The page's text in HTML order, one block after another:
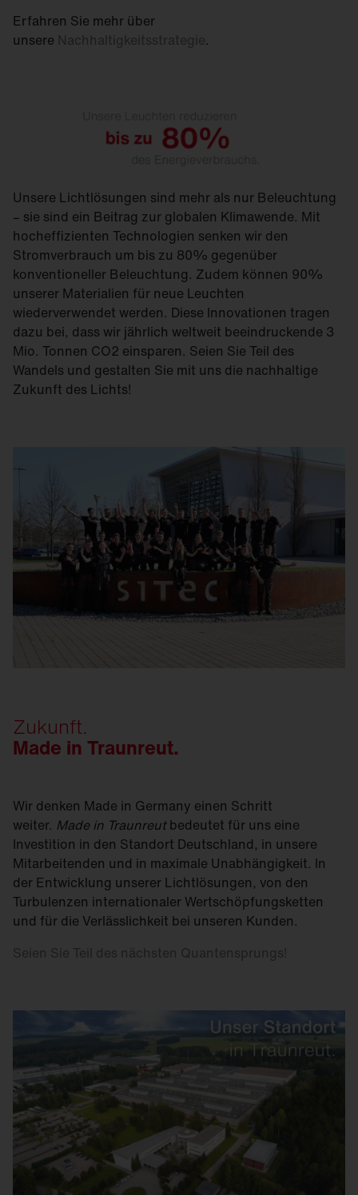
Erfahren Sie mehr über
unsere Nachhaltigkeitsstrategie.
Unsere Lichtlösungen sind mehr als nur Beleuchtung
– sie sind ein Beitrag zur globalen Klimawende. Mit
hocheffizienten Technologien senken wir den
Stromverbrauch um bis zu 80% gegenüber
konventioneller Beleuchtung. Zudem können 90%
unserer Materialien für neue Leuchten
wiederverwendet werden. Diese Innovationen tragen
dazu bei, dass wir jährlich weltweit beeindruckende 3
Mio. Tonnen CO2 einsparen. Seien Sie Teil des
Wandels und gestalten Sie mit uns die nachhaltige
Zukunft des Lichts!
Zukunft.
Made in Traunreut.
Wir denken Made in Germany einen Schritt
weiter. Made in Traunreutbedeutet für uns eine
Investition in den Standort Deutschland, in unsere
Mitarbeitenden und in maximale Unabhängigkeit. In
der Entwicklung unserer Lichtlösungen, von den
Turbulenzen internationaler Wertschöpfungsketten
und für die Verlässlichkeit bei unseren Kunden.
Seien Sie Teil des nächsten Quantensprungs!